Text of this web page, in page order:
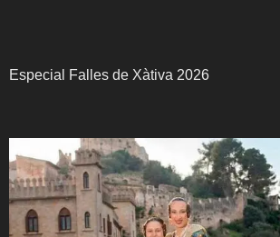
Especial Falles de Xàtiva 2026